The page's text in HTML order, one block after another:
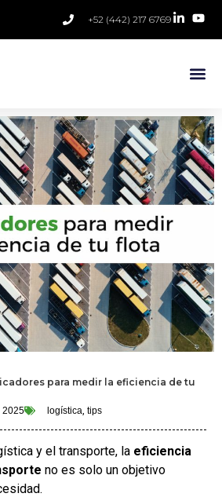
+52 (442) 217 6769
para medir la eficiencia de tu
2025 logística, tips
y el transporte, la eficiencia
no es solo un objetivo